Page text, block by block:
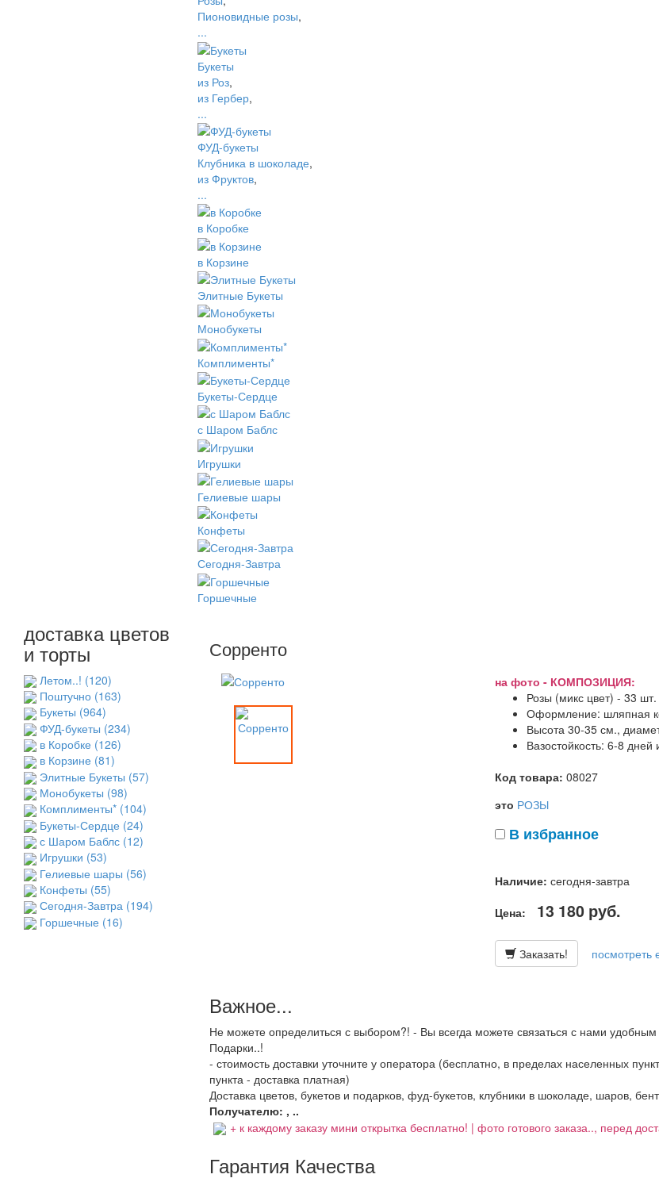
Пионовидные розы,
...
Букеты
из Роз,
из Гербер,
...
ФУД-букеты
Клубника в шоколаде,
из Фруктов,
...
в Коробке
в Корзине
Элитные Букеты
Монобукеты
Комплименты*
Букеты-Сердце
с Шаром Баблс
Игрушки
Гелиевые шары
Конфеты
Сегодня-Завтра
Горшечные
доставка цветов
и торты
Летом..! (120)
Поштучно (163)
Букеты (964)
ФУД-букеты (234)
в Коробке (126)
в Корзине (81)
Элитные Букеты (57)
Монобукеты (98)
Комплименты* (104)
Букеты-Сердце (24)
с Шаром Баблс (12)
Игрушки (53)
Гелиевые шары (56)
Конфеты (55)
Сегодня-Завтра (194)
Горшечные (16)
Сорренто
на фото - КОМПОЗИЦИЯ:
Розы (микс цвет) - 33 шт.
Оформление: шляпная
Высота 30-35 см.,
Вазостойкость: 6-8 дней
Код товара: 08027
это РОЗЫ
В избранное
Наличие: сегодня-завтра
Цена:
13 180 руб.
Заказать! посмотреть
Важное...
Не можете определиться с выбором?! - Вы всегда можете связаться с нами
Подарки..!
- стоимость доставки уточните у оператора (бесплатно, в пределах населенных
пункта - доставка платная)
Доставка цветов, букетов и подарков, фуд-букетов, клубники в шоколаде, шаров,
Получателю: , ..
+ к каждому заказу мини открытка бесплатно! | фото готового заказа.., перед
Гарантия Качества